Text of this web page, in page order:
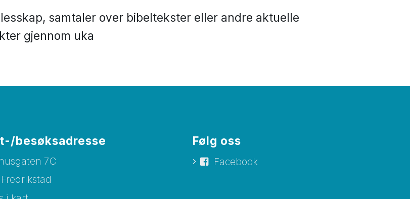
samtaler over bibeltekster eller andre aktuelle
gjennom uka
besøksadresse
7C
Fredrikstad
Følg oss
Facebook